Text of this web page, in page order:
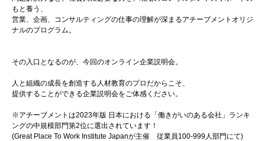
もと養う、
営業、企画、コンサルティングの仕事の理解が深まるアチーブメントオリジ
ナルのプログラム。
その入口となるのが、今回のオンライン企業説明会。
人と組織の成長を創造する人材教育のプロだからこそ、
提供することができる企業説明会をご体感ください。
※アチーブメントは2023年版 日本における「働きがいのある会社」ランキ
ングの中規模部門第2位に選出されています！
(Great Place To Work Institute Japanが主催 従業員100-999人部門にて)